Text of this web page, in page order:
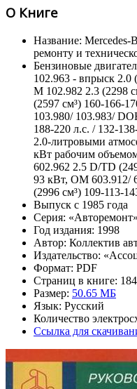
О Книге
Название: Mercedes-
ремонту и
Бензиновые
102.963 - впрыск 2.0
M 102.982 2.3 (2298
(2597 см³) 160-166-
103.980/ 103.983/
188-220 л.с. / 132-
2.0-литровыми
кВт рабочим
602.962 2.5 D/TD
93 кВт, OM 603.912/
(2996 см³) 109-113-
Выпуск с 1985 года
Серия: «Авторемонт»
Год издания: 1998
Автор: Коллектив
Издательство:
Формат: PDF
Страниц в книге: 184
Размер: 50.65 МБ
Язык: Русский
Количество
Ссылка для